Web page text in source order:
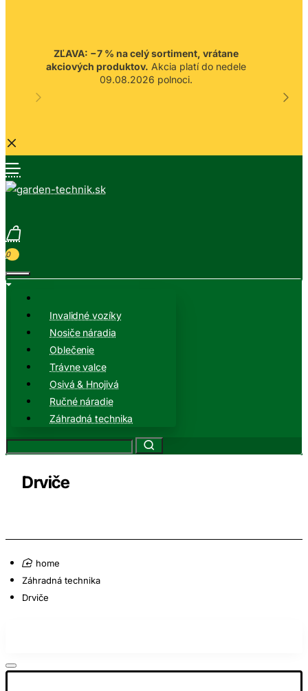
ZĽAVA: −7 % na celý sortiment, vrátane
akciových produktov. Akcia platí do nedele
09.08.2026 polnoci.
0
Invalidné vozíky
Nosiče náradia
Oblečenie
Trávne valce
Osivá & Hnojivá
Ručné náradie
Záhradná technika
Drviče
home
Záhradná technika
Drviče